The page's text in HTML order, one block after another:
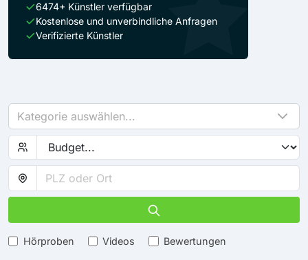
6474+ Künstler verfügbar
Kostenlose und unverbindliche Anfragen
Verifizierte Künstler
Kategorie auswählen...
Hörproben Videos Bewertungen